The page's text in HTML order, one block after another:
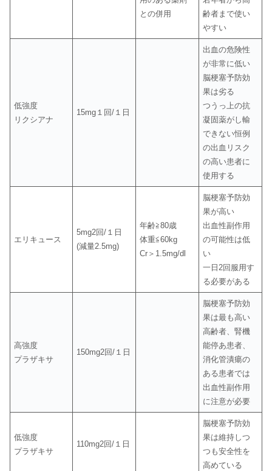
との併用
齢者まで使い
やすい
低強度
リクシアナ
15mg１回/１日
出血の危険性
が非常に低い
脳梗塞予防効
果は劣る
つうっ上の抗
凝固薬がし輸
できない恒例
の出血リスク
の高い患者に
使用する
エリキュース
5mg2回/１日
(減量2.5mg)
年齢≧80歳
体重≦60kg
Cr＞1.5mg/dl
脳梗塞予防効
果が高い
出血性副作用
の可能性は低
い
一日2回服用す
る必要がある
高強度
プラザキサ
150mg2回/１日
脳梗塞予防効
果は最も高い
高齢者、腎機
能停あ患者、
消化管潰瘍の
ある患者では
出血性副作用
に注意が必要
低強度
プラザキサ
110mg2回/１日
脳梗塞予防効
果は維持しつ
つも安全性を
高めている